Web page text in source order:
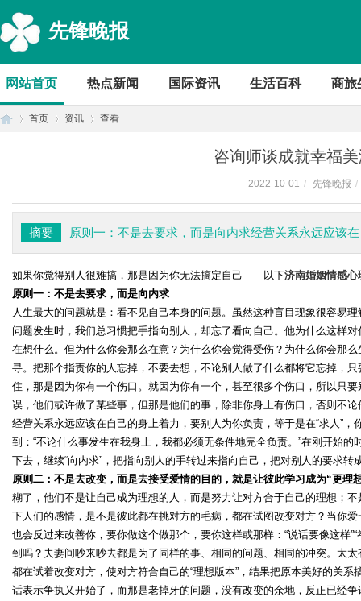
先锋晚报
网站首页 热点新闻 国际资讯 生活百科 商旅
首页 资讯 查看
咨询师谈成就幸福
2022-10-01 / 先锋晚报 /
摘要 原则一：不是去要求，而是向内求经营关系永远应该
如果你觉得别人很难搞，那是因为你无法搞定自己——以下济南婚姻情感心
原则一：不是去要求，而是向内求
人生最大的问题就是：看不见自己本身的问题。虽然这种盲目现象很容
问题发生时，我们总习惯把手指向别人，却忘了看向自己。他为什么这样
在想什么。但为什么你会那么在意？为什么你会觉得受伤？为什么你会那
寻。把那个指责你的人忘掉，不要去想，不论别人做了什么都将它忘掉，
住，那是因为你有一个伤口。就因为你有一个，甚至很多个伤口，所以只
误，他们或许做了某些事，但那是他们的事，除非你身上有伤口，否则不
经营关系永远应该在自己的身上着力，要别人为你负责，等于是在“求人”
到：“不论什么事发生在我身上，我都必须无条件地完全负责。”在刚开始
下去，继续“向内求”，把指向别人的手转过来指向自己，把对别人的要求
原则二：不是去改变，而是去接受爱情的目的，就是让彼此学习成为“更理
糊了，他们不是让自己成为理想的人，而是努力让对方合于自己的理想；
下人们的感情，是不是彼此都在挑对方的毛病，都在试图改变对方？当你
也会反过来改善你，要你做这个做那个，要你这样或那样：“说话要像这样
到吗？夫妻间吵来吵去都是为了同样的事、相同的问题、相同的冲突。太
都在试着改变对方，使对方符合自己的“理想版本”，结果把原本美好的关
话表示争执又开始了，而那是老掉牙的问题，没有改变的余地，反正已经